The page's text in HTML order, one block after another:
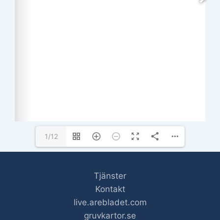
1/12
Tjänster
Kontakt
live.arebladet.com
gruvkartor.se